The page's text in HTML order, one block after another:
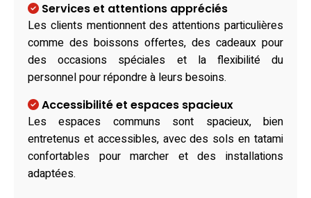
Services et attentions appréciés
Les clients mentionnent des attentions particulières
comme des boissons offertes, des cadeaux pour
des occasions spéciales et la flexibilité du
personnel pour répondre à leurs besoins.
Accessibilité et espaces spacieux
Les espaces communs sont spacieux, bien
entretenus et accessibles, avec des sols en tatami
confortables pour marcher et des installations
adaptées.